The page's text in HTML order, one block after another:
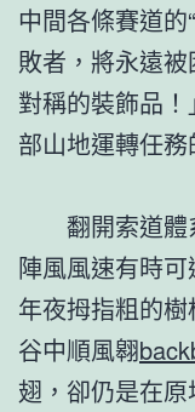
中間各條賽道
敗者，將永遠
對稱的裝飾品
部山地運轉任務
翻開索道體
陣風風速有時
年夜拇指粗的
谷中順風翱
翅，卻仍是在